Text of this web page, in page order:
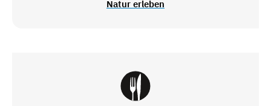
Natur erleben